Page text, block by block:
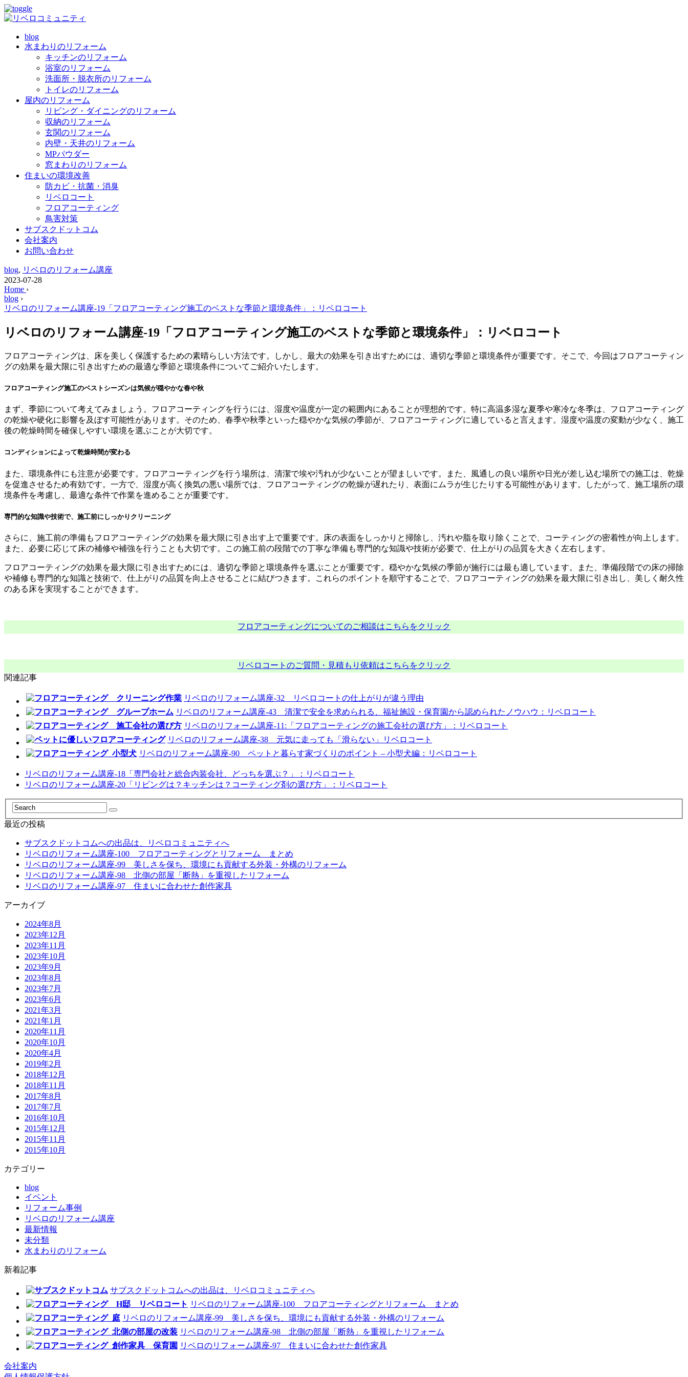
blog
水まわりのリフォーム
キッチンのリフォーム
浴室のリフォーム
洗面所・脱衣所のリフォーム
トイレのリフォーム
屋内のリフォーム
リビング・ダイニングのリフォーム
収納のリフォーム
玄関のリフォーム
内壁・天井のリフォーム
MPパウダー
窓まわりのリフォーム
住まいの環境改善
防カビ・抗菌・消臭
リベロコート
フロアコーティング
鳥害対策
サブスクドットコム
会社案内
お問い合わせ
blog, リベロのリフォーム講座
2023-07-28
Home ›
blog ›
リベロのリフォーム講座-19「フロアコーティング施工のベストな季節と環境条件」：リベロコート
リベロのリフォーム講座-19「フロアコーティング施工のベストな季節と環境条件」：リベロコート
フロアコーティングは、床を美しく保護するための素晴らしい方法です。しかし、最大の効果を引き出すためには、適切な季節と環境条件が重要です。そこで、今回はフロアコーティン
グの効果を最大限に引き出すための最適な季節と環境条件についてご紹介いたします。
フロアコーティング施工のベストシーズンは気候が穏やかな春や秋
まず、季節について考えてみましょう。フロアコーティングを行うには、湿度や温度が一定の範囲内にあることが理想的です。特に高温多湿な夏季や寒冷な冬季は、フロアコーティング
の乾燥や硬化に影響を及ぼす可能性があります。そのため、春季や秋季といった穏やかな気候の季節が、フロアコーティングに適していると言えます。湿度や温度の変動が少なく、施工
後の乾燥時間を確保しやすい環境を選ぶことが大切です。
コンディションによって乾燥時間が変わる
また、環境条件にも注意が必要です。フロアコーティングを行う場所は、清潔で埃や汚れが少ないことが望ましいです。また、風通しの良い場所や日光が差し込む場所での施工は、乾燥
を促進させるため有効です。一方で、湿度が高く換気の悪い場所では、フロアコーティングの乾燥が遅れたり、表面にムラが生じたりする可能性があります。したがって、施工場所の環
境条件を考慮し、最適な条件で作業を進めることが重要です。
専門的な知識や技術で、施工前にしっかりクリーニング
さらに、施工前の準備もフロアコーティングの効果を最大限に引き出す上で重要です。床の表面をしっかりと掃除し、汚れや脂を取り除くことで、コーティングの密着性が向上します。
また、必要に応じて床の補修や補強を行うことも大切です。この施工前の段階での丁寧な準備も専門的な知識や技術が必要で、仕上がりの品質を大きく左右します。
フロアコーティングの効果を最大限に引き出すためには、適切な季節と環境条件を選ぶことが重要です。穏やかな気候の季節が施行には最も適しています。また、準備段階での床の掃除
や補修も専門的な知識と技術で、仕上がりの品質を向上させることに結びつきます。これらのポイントを順守することで、フロアコーティングの効果を最大限に引き出し、美しく耐久性
のある床を実現することができます。
フロアコーティングについてのご相談はこちらをクリック
リベロコートのご質問・見積もり依頼はこちらをクリック
関連記事
リベロのリフォーム講座-32 リベロコートの仕上がりが違う理由
リベロのリフォーム講座-43 清潔で安全を求められる、福祉施設・保育園から認められたノウハウ：リベロコート
リベロのリフォーム講座-11:「フロアコーティングの施工会社の選び方」：リベロコート
リベロのリフォーム講座-38 元気に走っても「滑らない」リベロコート
リベロのリフォーム講座-90 ペットと暮らす家づくりのポイント – 小型犬編：リベロコート
リベロのリフォーム講座-18「専門会社と総合内装会社、どっちを選ぶ？」：リベロコート
リベロのリフォーム講座-20「リビングは？キッチンは？コーティング剤の選び方」：リベロコート
最近の投稿
サブスクドットコムへの出品は、リベロコミュニティへ
リベロのリフォーム講座-100 フロアコーティングとリフォーム まとめ
リベロのリフォーム講座-99 美しさを保ち、環境にも貢献する外装・外構のリフォーム
リベロのリフォーム講座-98 北側の部屋「断熱」を重視したリフォーム
リベロのリフォーム講座-97 住まいに合わせた創作家具
アーカイブ
2024年8月
2023年12月
2023年11月
2023年10月
2023年9月
2023年8月
2023年7月
2023年6月
2021年3月
2021年1月
2020年11月
2020年10月
2020年4月
2019年2月
2018年12月
2018年11月
2017年8月
2017年7月
2016年10月
2015年12月
2015年11月
2015年10月
カテゴリー
blog
イベント
リフォーム事例
リベロのリフォーム講座
最新情報
未分類
水まわりのリフォーム
新着記事
サブスクドットコムへの出品は、リベロコミュニティへ
リベロのリフォーム講座-100 フロアコーティングとリフォーム まとめ
リベロのリフォーム講座-99 美しさを保ち、環境にも貢献する外装・外構のリフォーム
リベロのリフォーム講座-98 北側の部屋「断熱」を重視したリフォーム
リベロのリフォーム講座-97 住まいに合わせた創作家具
会社案内